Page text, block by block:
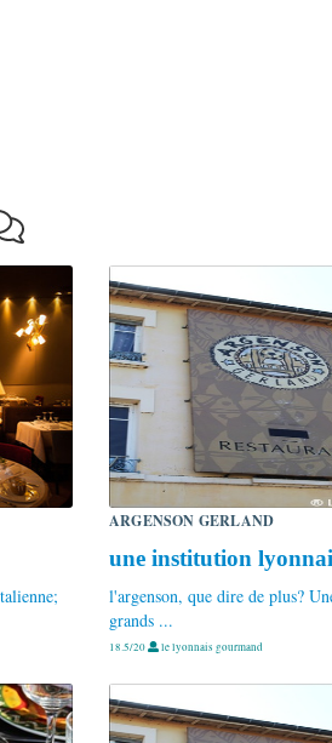
ARGENSON GERLAND
une institution
l'argenson, que dire de plus?
grands ...
18.5/20 le lyonnais gourmand